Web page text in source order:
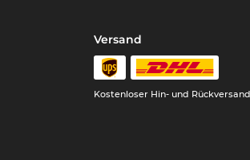
Versand
Kostenloser Hin- und Rückversand